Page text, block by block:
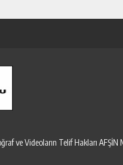
ve Videoların Telif Hakları